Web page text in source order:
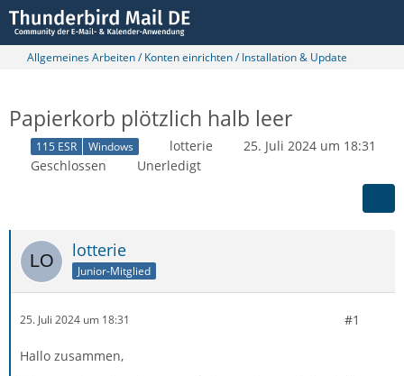
Allgemeines Arbeiten / Konten einrichten / Installation & Update
Papierkorb plötzlich halb leer
115 ESR Windows lotterie
25. Juli 2024 um 18:31
Geschlossen
Unerledigt
lotterie
Junior-Mitglied
25. Juli 2024 um 18:31 #1
Hallo zusammen,